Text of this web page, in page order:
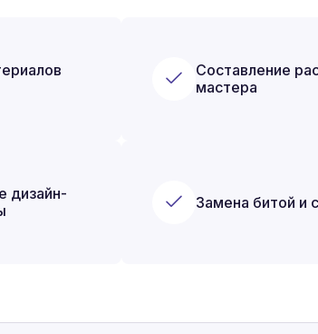
Составление
мастера
дизайн-
Замена битой и